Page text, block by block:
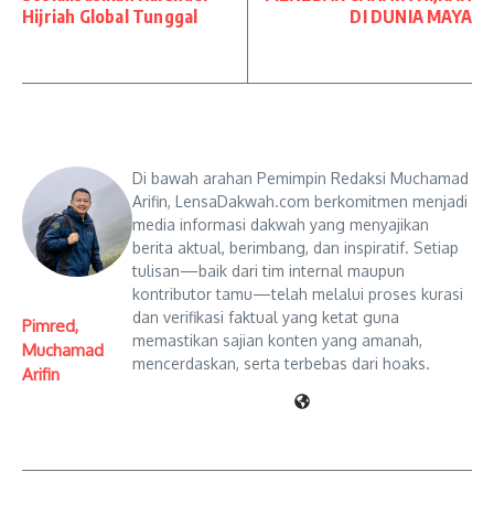
Hijriah Global Tunggal
DI DUNIA MAYA
Pimred,
Muchamad
Arifin
Di bawah arahan Pemimpin Redaksi Muchamad
Arifin, LensaDakwah.com berkomitmen menjadi
media informasi dakwah yang menyajikan
berita aktual, berimbang, dan inspiratif. Setiap
tulisan—baik dari tim internal maupun
kontributor tamu—telah melalui proses kurasi
dan verifikasi faktual yang ketat guna
memastikan sajian konten yang amanah,
mencerdaskan, serta terbebas dari hoaks.